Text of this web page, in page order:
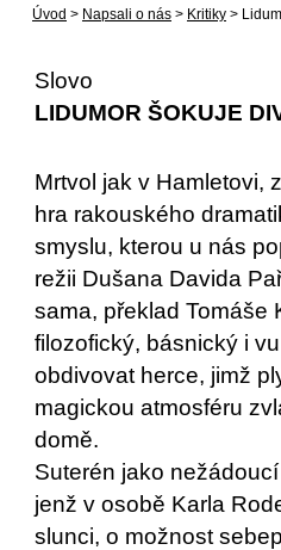
Úvod > Napsali o nás > Kritiky >
Slovo
LIDUMOR ŠOKUJE
Mrtvol jak v Hamletovi,
hra rakouského
smyslu, kterou u nás
režii Dušana Davida
sama, překlad Tomáše
filozofický, básnický i
obdivovat herce, jimž
magickou atmosféru
domě.
Suterén jako
jenž v osobě Karla
slunci, o možnost